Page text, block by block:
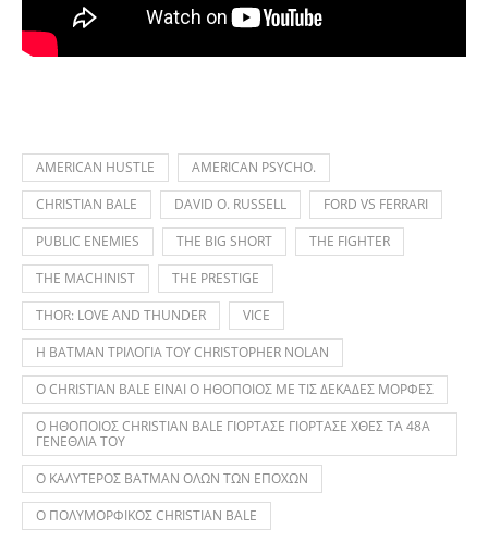
AMERICAN HUSTLE
AMERICAN PSYCHO.
CHRISTIAN BALE
DAVID O. RUSSELL
FORD VS FERRARI
PUBLIC ENEMIES
THE BIG SHORT
THE FIGHTER
THE MACHINIST
THE PRESTIGE
THOR: LOVE AND THUNDER
VICE
Η BATMAN ΤΡΙΛΟΓΙΑ ΤΟΥ CHRISTOPHER NOLAN
Ο CHRISTIAN BALE ΕΙΝΑΙ Ο ΗΘΟΠΟΙΟΣ ΜΕ ΤΙΣ ΔΕΚΑΔΕΣ ΜΟΡΦΕΣ
Ο ΗΘΟΠΟΙΟΣ CHRISTIAN BALE ΓΙΟΡΤΑΣΕ ΓΙΟΡΤΑΣΕ ΧΘΕΣ ΤΑ 48Α
ΓΕΝΕΘΛΙΑ ΤΟΥ
Ο ΚΑΛΥΤΕΡΟΣ BATMAN ΟΛΩΝ ΤΩΝ ΕΠΟΧΩΝ
Ο ΠΟΛΥΜΟΡΦΙΚΟΣ CHRISTIAN BALE